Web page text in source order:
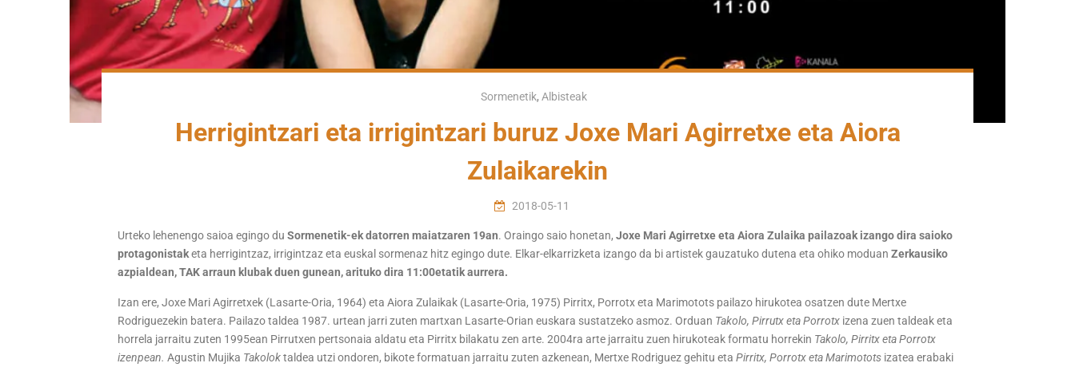
Sormenetik, Albisteak
Herrigintzari eta irrigintzari buruz Joxe Mari Agirretxe eta Aiora
Zulaikarekin
2018-05-11
Urteko lehenengo saioa egingo du Sormenetik-ek datorren maiatzaren 19an. Oraingo saio honetan, Joxe Mari Agirretxe eta Aiora Zulaika pailazoak izango dira saioko
protagonistaketa herrigintzaz, irrigintzaz eta euskal sormenaz hitz egingo dute. Elkar-elkarrizketa izango da bi artistek gauzatuko dutena eta ohiko moduan Zerkausiko
azpialdean, TAK arraun klubak duen gunean, arituko dira 11:00etatik aurrera.
Izan ere, Joxe Mari Agirretxek (Lasarte-Oria, 1964) eta Aiora Zulaikak (Lasarte-Oria, 1975) Pirritx, Porrotx eta Marimotots pailazo hirukotea osatzen dute Mertxe
Rodriguezekin batera. Pailazo taldea 1987. urtean jarri zuten martxan Lasarte-Orian euskara sustatzeko asmoz. Orduan Takolo, Pirrutx eta Porrotx izena zuen taldeak eta
horrela jarraitu zuten 1995ean Pirrutxen pertsonaia aldatu eta Pirritx bilakatu zen arte. 2004ra arte jarraitu zuen hirukoteak formatu horrekin Takolo, Pirritx eta Porrotx
izenpean. Agustin Mujika Takoloktaldea utzi ondoren, bikote formatuan jarraitu zuten azkenean, Mertxe Rodriguez gehitu eta Pirritx, Porrotx eta Marimotots izatea erabaki